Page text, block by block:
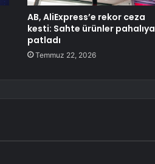
AB, AliExpress’e rekor ceza
kesti: Sahte ürünler pahalıya
patladı
Temmuz 22, 2026